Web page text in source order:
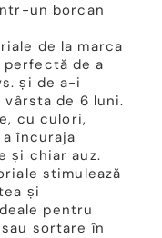
un borcan
de la marca
perfectă de a
și de a-i
de 6 luni.
cu culori,
încuraja
și chiar auz.
stimulează
și
pentru
sortare în